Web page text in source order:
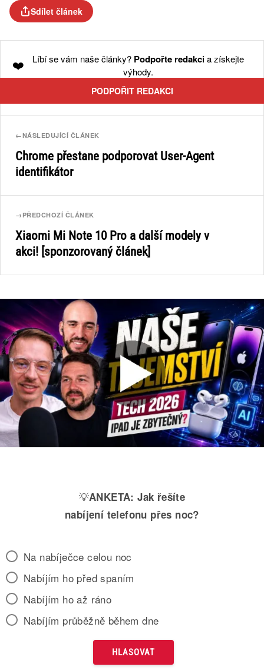
Sdílet článek
❤️ Líbí se vám naše články? Podpořte redakcia získejte
výhody.
PODPOŘIT REDAKCI
←NÁSLEDUJÍCÍ ČLÁNEK
Chrome přestane podporovat User-Agent
identifikátor
→ PŘEDCHOZÍ ČLÁNEK
Xiaomi Mi Note 10 Pro a další modely v
akci! [sponzorovaný článek]
💡ANKETA: Jak řešíte
nabíjení telefonu přes noc?
Na nabíječce celou noc
Nabíjím ho před spaním
Nabíjím ho až ráno
Nabíjím průběžně během dne